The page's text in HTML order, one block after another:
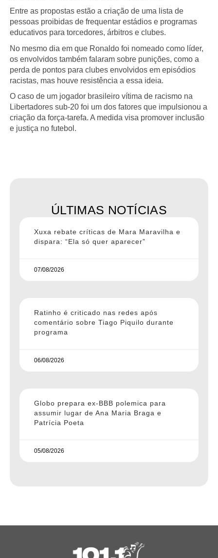
Entre as propostas estão a criação de uma lista de
pessoas proibidas de frequentar estádios e programas
educativos para torcedores, árbitros e clubes.
No mesmo dia em que Ronaldo foi nomeado como líder,
os envolvidos também falaram sobre punições, como a
perda de pontos para clubes envolvidos em episódios
racistas, mas houve resistência a essa ideia.
O caso de um jogador brasileiro vítima de racismo na
Libertadores sub-20 foi um dos fatores que impulsionou a
criação da força-tarefa. A medida visa promover inclusão
e justiça no futebol.
ÚLTIMAS NOTÍCIAS
Xuxa rebate críticas de Mara Maravilha e
dispara: “Ela só quer aparecer”
07/08/2026
Ratinho é criticado nas redes após
comentário sobre Tiago Piquilo durante
programa
06/08/2026
Globo prepara ex-BBB polemica para
assumir lugar de Ana Maria Braga e
Patrícia Poeta
05/08/2026